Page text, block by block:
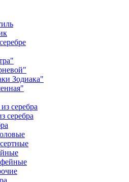
Зодиака"
серебра
серебра